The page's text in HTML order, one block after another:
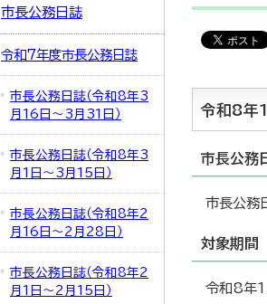
令和8年
市長公務
市長公務
対象期間
令和8年1
市長公務日誌
令和7年度市長公務日誌
市長公務日誌（令和8年3
月16日～3月31日）
市長公務日誌（令和8年3
月1日～3月15日）
市長公務日誌（令和8年2
月16日～2月28日）
市長公務日誌（令和8年2
月1日～2月15日）